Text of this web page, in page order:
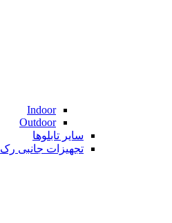
Indoor
Outdoor
سایر تابلوها
تجهیزات جانبی رک